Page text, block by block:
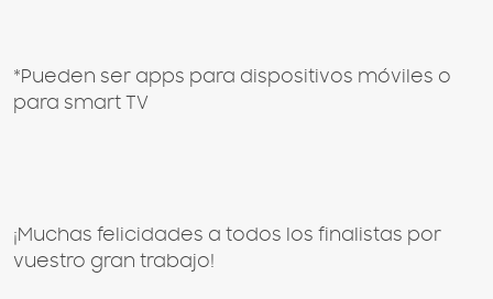
*Pueden ser apps para dispositivos móviles o
para smart TV
¡Muchas felicidades a todos los finalistas por
vuestro gran trabajo!